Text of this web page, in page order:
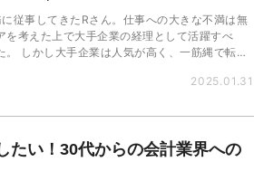
従事してきたRさん。仕事への大きな不満は無
を考えた上で大手企業の経理として活躍すべ
。 しかし大手企業は人気が高く、一筋縄で転職
2025.01.31
たい！30代からの会計業界への